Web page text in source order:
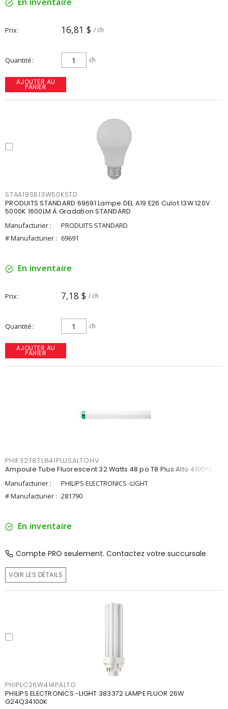
Prix 16,81 $ / ch
Quantité ch
AJOUTER AU
PANIER
STAA19S613W50KSTD
PRODUITS STANDARD 69691 Lampe DEL A19 E26 Culot 13W 120V
5000K 1600LM À Gradation STANDARD
Manufacturier :
PRODUITS STANDARD
# Manufacturier : 69691
En inventaire
Prix 7,18 $ / ch
Quantité ch
AJOUTER AU
PANIER
PHIF32T8TL841PLUSALTOHV
Ampoule Tube Fluorescent 32 Watts 48 po T8 Plus Alto 4100°K
Manufacturier :
PHILIPS ELECTRONICS -LIGHT
# Manufacturier : 281790
En inventaire
Compte PRO seulement. Contactez votre succursale
VOIR LES DÉTAILS
PHIPLC26W414PALTO
PHILIPS ELECTRONICS -LIGHT 383372 LAMPE FLUOR 26W
G24Q34100K